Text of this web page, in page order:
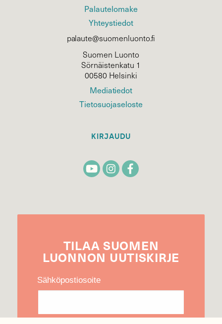
Palautelomake
Yhteystiedot
palaute@suomenluonto.fi
Suomen Luonto
Sörnäistenkatu 1
00580 Helsinki
Mediatiedot
Tietosuojaseloste
KIRJAUDU
TILAA SUOMEN
LUONNON UUTIS­KIRJE
Sähköpostiosoite